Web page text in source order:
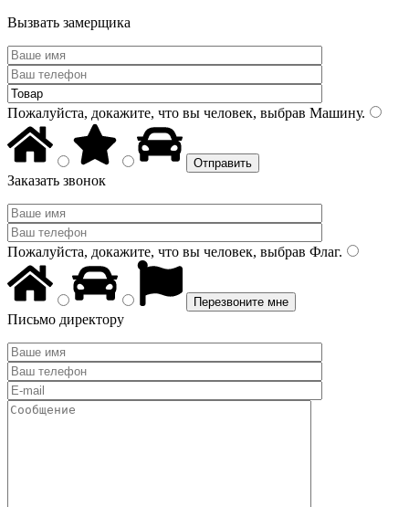
Вызвать замерщика
Пожалуйста, докажите, что вы человек, выбрав Машину.
Заказать звонок
Пожалуйста, докажите, что вы человек, выбрав Флаг.
Письмо директору